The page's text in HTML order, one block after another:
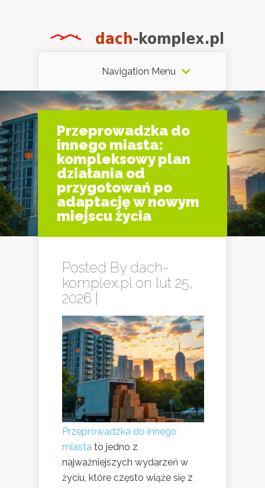
Navigation Menu
Przeprowadzka do
innego miasta:
kompleksowy plan
działania od
przygotowań po
adaptację w nowym
miejscu życia
Posted By dach-
komplex.plon lut 25,
2026 |
Przeprowadzka do innego
miasta to jedno z
najważniejszych wydarzeń w
życiu, które często wiąże się z